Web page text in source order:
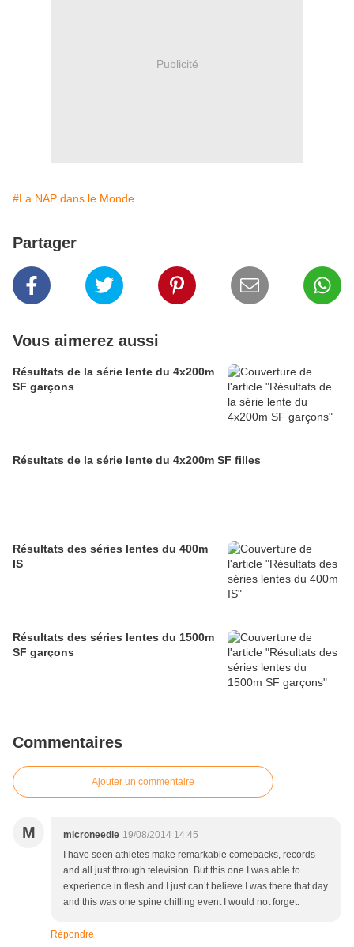
Publicité
#La NAP dans le Monde
Partager
Vous aimerez aussi
Résultats de la série lente du 4x200m
SF garçons
Résultats de la série lente du 4x200m SF filles
Résultats des séries lentes du 400m
IS
Résultats des séries lentes du 1500m
SF garçons
Commentaires
Ajouter un commentaire
M microneedle 19/08/2014 14:45
I have seen athletes make remarkable comebacks, records
and all just through television. But this one I was able to
experience in flesh and I just can’t believe I was there that day
and this was one spine chilling event I would not forget.
Répondre